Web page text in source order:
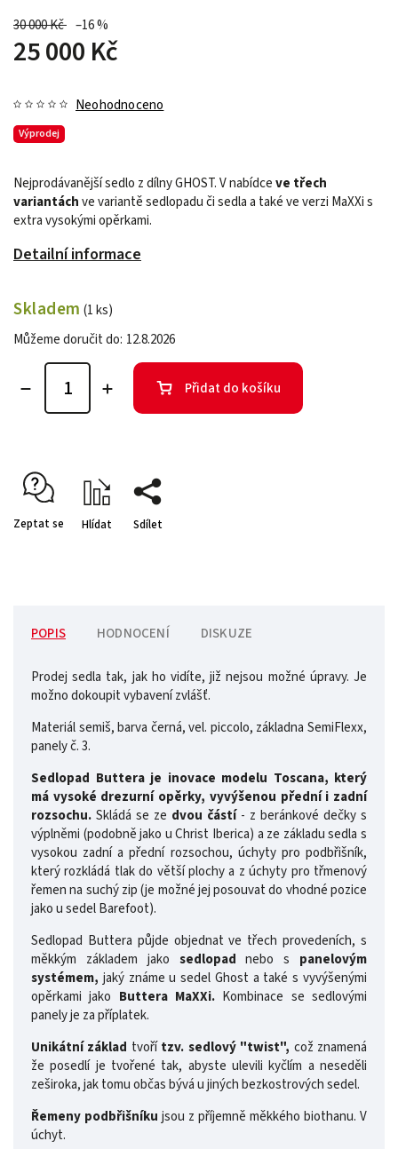
30 000 Kč –16 %
25 000 Kč
Výprodej
Neohodnoceno
Nejprodávanější sedlo z dílny GHOST. V nabídceve třech
variantáchve variantě sedlopadu či sedla a také ve verzi MaXXi s
extra vysokými opěrkami.
Detailní informace
Skladem (1 ks)
Můžeme doručit do: 12.8.2026
Přidat do košíku
Zeptat se Hlídat Sdílet
POPIS HODNOCENÍ DISKUZE
Prodej sedla tak, jak ho vidíte, již nejsou možné úpravy. Je
možno dokoupit vybavení zvlášť.
Materiál semiš, barva černá, vel. piccolo, základna SemiFlexx,
panely č. 3.
Sedlopad Buttera je inovace modelu Toscana, který
má vysoké drezurní opěrky, vyvýšenou přední i zadní
rozsochu. Skládá se ze dvou částí- z beránkové dečky s
výplněmi (podobně jako u Christ Iberica) a ze základu sedla s
vysokou zadní a přední rozsochou, úchyty pro podbřišník,
který rozkládá tlak do větší plochy a z úchyty pro třmenový
řemen na suchý zip (je možné jej posouvat do vhodné pozice
jako u sedel Barefoot).
Sedlopad Buttera půjde objednat ve třech provedeních, s
měkkým základem jako sedlopad nebo s panelovým
systémem, jaký známe u sedel Ghost a také s vyvýšenými
opěrkami jako Buttera MaXXi. Kombinace se sedlovými
panely je za příplatek.
Unikátní základ tvořítzv. sedlový "twist", což znamená
že posedlí je tvořené tak, abyste ulevili kyčlím a neseděli
zeširoka, jak tomu občas bývá u jiných bezkostrových sedel.
Řemeny podbřišníkujsou z příjemně měkkého biothanu. V
úchyt.